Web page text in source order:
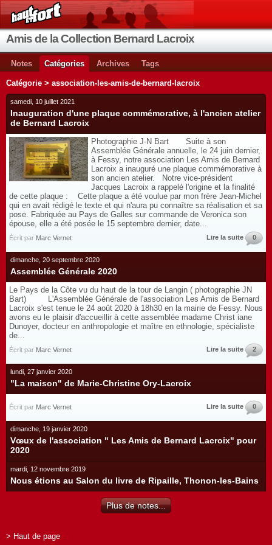
Amis de la Collection Bernard Lacroix
Notes Catégories Archives Tags
Catégorie > association-les-amis-de-bernard-lacroix
samedi, 10 juillet 2021
Inauguration d'une plaque commémorative, à l'ancien atelier
de Bernard Lacroix
Photographie J-N Bart Suite à son
Assemblée Générale annuelle, le 24 juin dernier,
à Fessy, notre association Les Amis de Bernard
Lacroix a inauguré une plaque commémorative à
son ancien atelier. Notre vice-président
Jacques Lacroix a rappelé l'origine et la finalité
de cette plaque : Cette plaque a été voulue par mon frère Jean-Michel
qui en avait rédigé le texte et qui n'aura pu connaître sa réalisation et sa
pose. Fabriquée au Pays de Galles sur commande de Veronica son
épouse, elle a été posée le 15 septembre dernier, date...
Écrit par Marc Vernet Lire la suite 0
dimanche, 20 septembre 2020
Assemblée Générale 2020
Le Pays de la Côte vu du haut de la tour de Langin ( photographie JN
Bart) L'Assemblée Générale de l'association Les Amis de Bernard
Lacroix s'est tenue le 24 août 2020 à 18h30 en la mairie de Fessy. Nous
avons eu le plaisir d'accueillir à cette assemblée madame Christ iane
Dunoyer, docteur en anthropologie et maître en ethnologie, spécialiste
de...
Écrit par Marc Vernet Lire la suite 2
lundi, 27 janvier 2020
"La maison" de Marie-Christine Ory-Lacroix
Écrit par Marc Vernet Lire la suite 0
dimanche, 19 janvier 2020
Vœux de l'association " Les Amis de Bernard Lacroix" pour
2020
mardi, 12 novembre 2019
Nous étions au Salon du livre de Ripaille, Thonon-les-Bains
Plus de notes...
> Haut de page